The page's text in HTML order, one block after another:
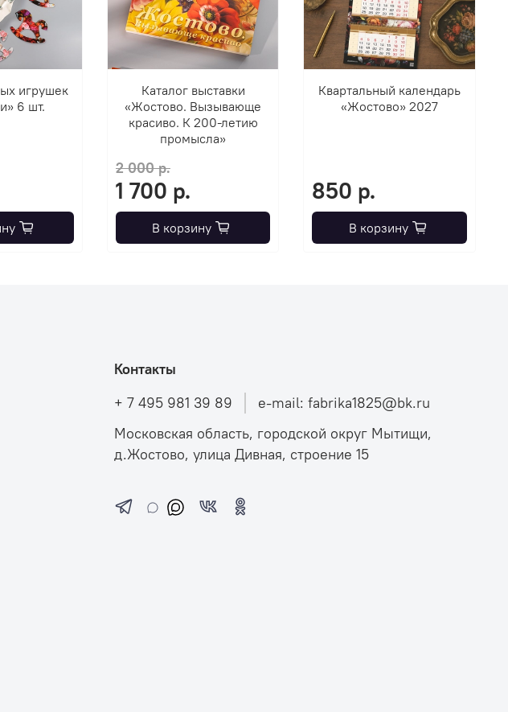
игрушек
6 шт.
Каталог выставки
«Жостово. Вызывающе
красиво. К 200-летию
промысла»
2 000 р.
1 700 р.
В корзину
Квартальный календарь
«Жостово» 2027
850 р.
В корзину
Контакты
+ 7 495 981 39 89
e-mail: fabrika1825@bk.ru
Московская область, городской округ Мытищи,
д.Жостово, улица Дивная, строение 15